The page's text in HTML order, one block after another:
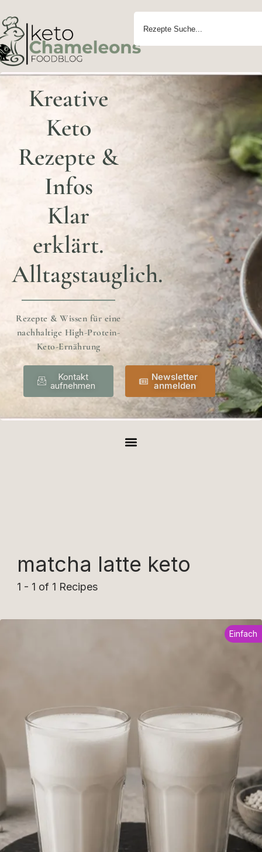
Kreative
Keto
Rezepte &
Infos
Klar
erklärt.
Alltagstauglich.
Rezepte & Wissen für eine
nachhaltige High-Protein-
Keto-Ernährung
Kontakt
aufnehmen
Newsletter
anmelden
matcha latte keto
1 - 1 of 1 Recipes
Einfach